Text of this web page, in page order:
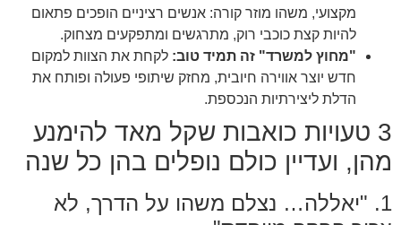
מקצועי, משהו מוזר קורה: אנשים רציניים הופכים פתאום
להיות קצת כוכבי רוק, מתרגשים ומתפקעים מצחוק.
"מחוץ למשרד" זה תמיד טוב: לקחת את הצוות למקום
חדש יוצר אווירה חיובית, מחזק שיתופי פעולה ופותח את
הדלת ליצירתיות הנכספת.
3 טעויות כואבות שקל מאד להימנע
מהן, ועדיין כולם נופלים בהן כל שנה
1. "יאללה… נצלם משהו על הדרך, לא